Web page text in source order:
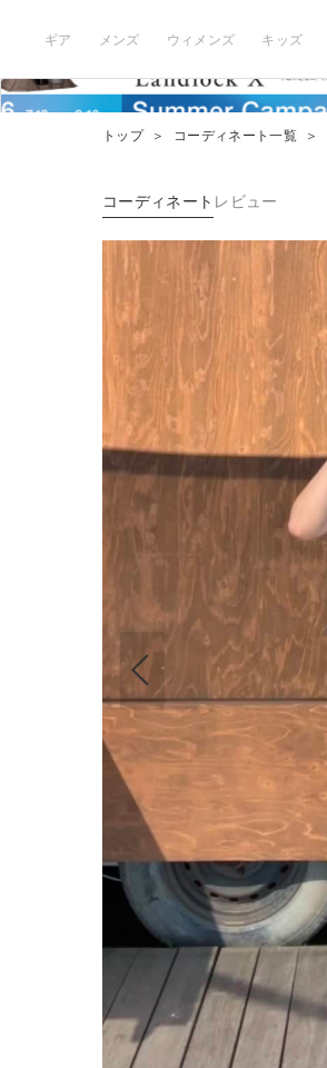
ギア メンズ ウィメンズ キッズ
トップ ＞ コーディネート一覧 ＞
コーディネート レビュー